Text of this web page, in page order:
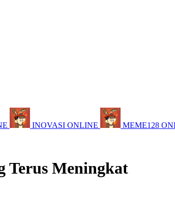
INOVASI ONLINE MEME128
Terus Meningkat